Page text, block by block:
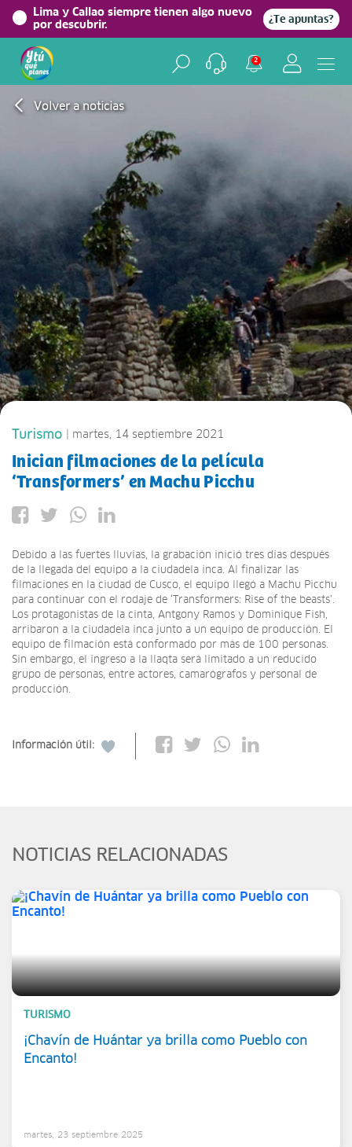
Lima y Callao siempre tienen algo nuevo
por descubrir.
¿Te apuntas?
2
Volver a noticias
Turismo | martes, 14 septiembre 2021
Inician filmaciones de la película
‘Transformers’ en Machu Picchu
Debido a las fuertes lluvias, la grabación inició tres días después
de la llegada del equipo a la ciudadela inca. Al finalizar las
filmaciones en la ciudad de Cusco, el equipo llegó a Machu Picchu
para continuar con el rodaje de ‘Transformers: Rise of the beasts’.
Los protagonistas de la cinta, Antgony Ramos y Dominique Fish,
arribaron a la ciudadela inca junto a un equipo de producción. El
equipo de filmación está conformado por más de 100 personas.
Sin embargo, el ingreso a la llaqta será limitado a un reducido
grupo de personas, entre actores, camarógrafos y personal de
producción.
Información útil:
NOTICIAS RELACIONADAS
TURISMO
¡Chavín de Huántar ya brilla como Pueblo con
Encanto!
martes, 23 septiembre 2025